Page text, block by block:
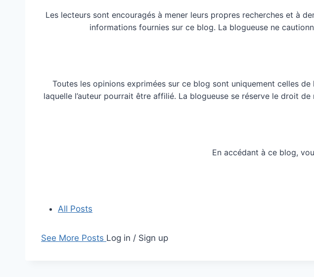
Les lecteurs sont encouragés à mener leurs propres recherches et à
informations fournies sur ce blog. La blogueuse ne
Toutes les opinions exprimées sur ce blog sont uniquement celles
laquelle l’auteur pourrait être affilié. La blogueuse se réserve le droit
En accédant à ce blog,
All Posts
See More Posts Log in / Sign up